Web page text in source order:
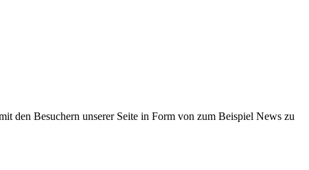
den Besuchern unserer Seite in Form von zum Beispiel News zu